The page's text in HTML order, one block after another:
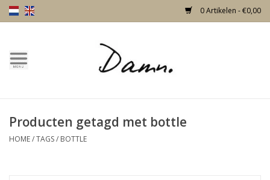
0 Artikelen - €0,00
Home
Nieuw!
Producten getagd met bottle
HOME/TAGS/ BOTTLE